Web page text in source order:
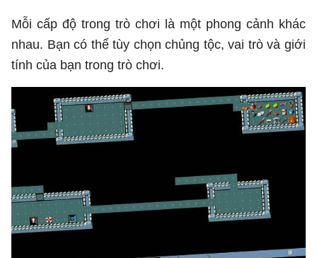
Mỗi cấp độ trong trò chơi là một phong cảnh khác
nhau. Bạn có thể tùy chọn chủng tộc, vai trò và giới
tính của bạn trong trò chơi.